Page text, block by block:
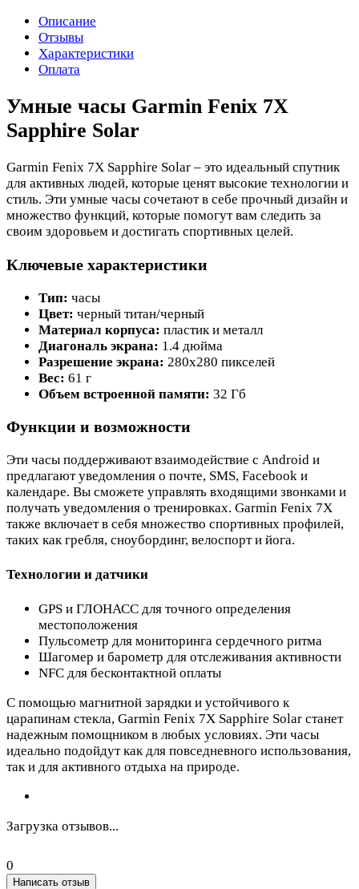
Описание
Отзывы
Характеристики
Оплата
Умные часы Garmin Fenix 7X
Sapphire Solar
Garmin Fenix 7X Sapphire Solar – это идеальный спутник
для активных людей, которые ценят высокие технологии и
стиль. Эти умные часы сочетают в себе прочный дизайн и
множество функций, которые помогут вам следить за
своим здоровьем и достигать спортивных целей.
Ключевые характеристики
Тип: часы
Цвет: черный титан/черный
Материал корпуса: пластик и металл
Диагональ экрана: 1.4 дюйма
Разрешение экрана: 280x280 пикселей
Вес: 61 г
Объем встроенной памяти: 32 Гб
Функции и возможности
Эти часы поддерживают взаимодействие с Android и
предлагают уведомления о почте, SMS, Facebook и
календаре. Вы сможете управлять входящими звонками и
получать уведомления о тренировках. Garmin Fenix 7X
также включает в себя множество спортивных профилей,
таких как гребля, сноубординг, велоспорт и йога.
Технологии и датчики
GPS и ГЛОНАСС для точного определения
местоположения
Пульсометр для мониторинга сердечного ритма
Шагомер и барометр для отслеживания активности
NFC для бесконтактной оплаты
С помощью магнитной зарядки и устойчивого к
царапинам стекла, Garmin Fenix 7X Sapphire Solar станет
надежным помощником в любых условиях. Эти часы
идеально подойдут как для повседневного использования,
так и для активного отдыха на природе.
Загрузка отзывов...
0
Написать отзыв